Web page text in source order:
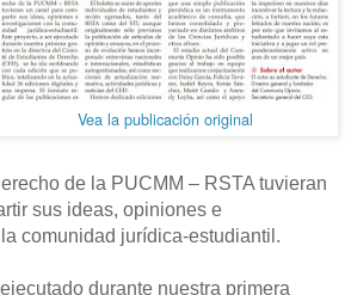
Vea la publicación original
de la PUCMM – RSTA tuvieran
sus ideas, opiniones e
comunidad jurídica-estudiantil.
durante nuestra primera